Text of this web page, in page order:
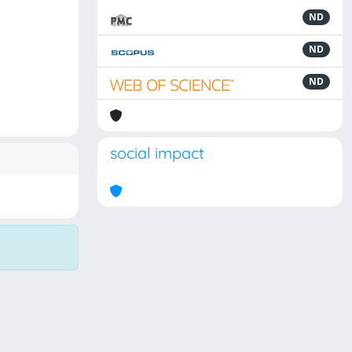
ND
ND
ND
social impact